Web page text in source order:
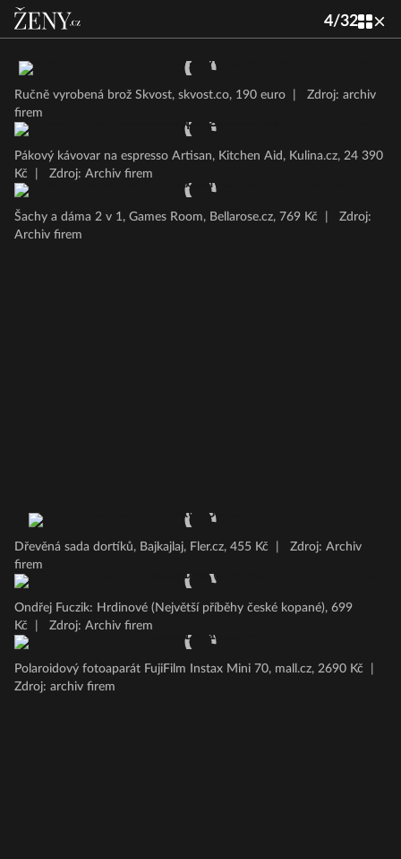
4/32
Ručně vyrobená brož Skvost, skvost.co, 190 euro
Zdroj: archiv
firem
Pákový kávovar na espresso Artisan, Kitchen Aid, Kulina.cz, 24 390
Kč
Zdroj: Archiv firem
Šachy a dáma 2 v 1, Games Room, Bellarose.cz, 769 Kč
Zdroj:
Archiv firem
Dřevěná sada dortíků, Bajkajlaj, Fler.cz, 455 Kč
Zdroj: Archiv
firem
Ondřej Fuczik: Hrdinové (Největší příběhy české kopané), 699
Kč
Zdroj: Archiv firem
Polaroidový fotoaparát FujiFilm Instax Mini 70, mall.cz, 2690 Kč
Zdroj: archiv firem